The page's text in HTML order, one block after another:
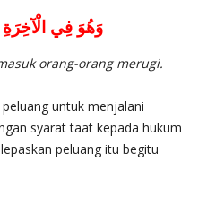
وَهُوَ فِي
orang-orang merugi.
untuk menjalani
syarat taat kepada hukum